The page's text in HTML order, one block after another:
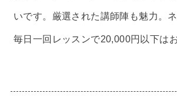
いです。厳選された講師陣も魅力。
毎日一回レッスンで20,000円以下は